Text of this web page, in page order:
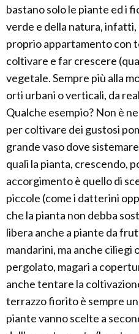
bastano solo le piante ed i
verde e della natura,
proprio appartamento con
coltivare e far crescere
vegetale. Sempre più alla
orti urbani o verticali, da
Qualche esempio? Non è
per coltivare dei gustosi
grande vaso dove
quali la pianta, crescendo,
accorgimento è quello di
piccole (come i datterini
che la pianta non debba
libera anche a piante da
mandarini, ma anche ciliegi
pergolato, magari a
anche tentare la
terrazzo fiorito è sempre
piante vanno scelte a